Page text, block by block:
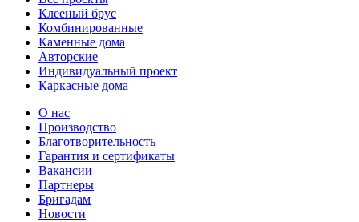
Клееный брус
Комбинированные
Каменные дома
Авторские
Индивидуальный проект
Каркасные дома
О нас
Производство
Благотворительность
Гарантия и сертификаты
Вакансии
Партнеры
Бригадам
Новости